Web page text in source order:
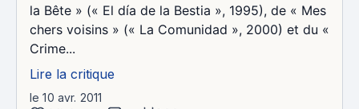
la Bête » (« El día de la Bestia », 1995), de « Mes
chers voisins » (« La Comunidad », 2000) et du «
Crime...
Lire la critique
le 10 avr. 2011